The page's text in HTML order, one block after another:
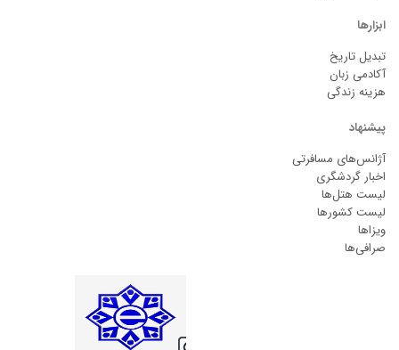
ابزارها
تبدیل تاریخ
آکادمی زبان
هزینه زندگی
پیشنهاد
آژانس‌های مسافرتی
اخبار گردشگری
لیست هتل‌ها
لیست کشورها
ویزاها
صرافی‌ها